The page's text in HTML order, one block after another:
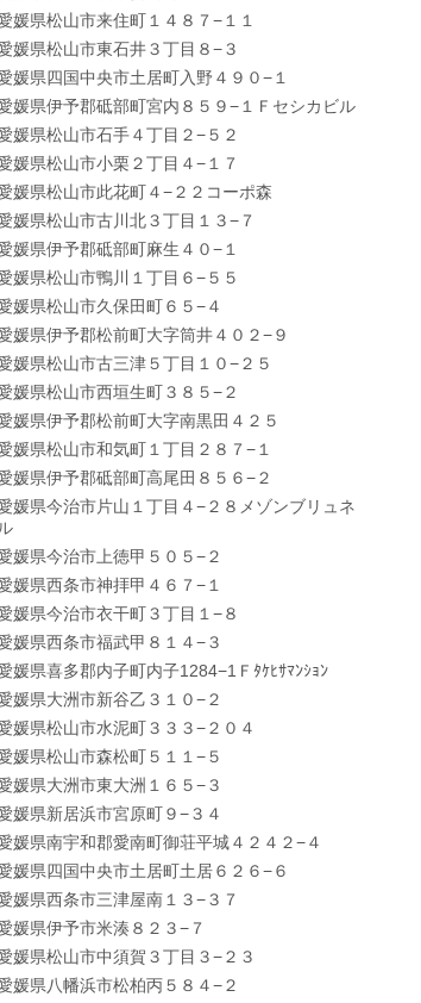
媛県松山市来住町１４８７−１１
媛県松山市東石井３丁目８−３
媛県四国中央市土居町入野４９０−１
媛県伊予郡砥部町宮内８５９−１Ｆセシカビル
媛県松山市石手４丁目２−５２
媛県松山市小栗２丁目４−１７
媛県松山市此花町４−２２コーポ森
媛県松山市古川北３丁目１３−７
媛県伊予郡砥部町麻生４０−１
媛県松山市鴨川１丁目６−５５
媛県松山市久保田町６５−４
媛県伊予郡松前町大字筒井４０２−９
媛県松山市古三津５丁目１０−２５
媛県松山市西垣生町３８５−２
媛県伊予郡松前町大字南黒田４２５
媛県松山市和気町１丁目２８７−１
媛県伊予郡砥部町高尾田８５６−２
媛県今治市片山１丁目４−２８メゾンブリュネ
ル
媛県今治市上徳甲５０５−２
媛県西条市神拝甲４６７−１
媛県今治市衣干町３丁目１−８
媛県西条市福武甲８１４−３
媛県喜多郡内子町内子1284−1Ｆﾀｹﾋｻﾏﾝｼｮﾝ
媛県大洲市新谷乙３１０−２
媛県松山市水泥町３３３−２０４
媛県松山市森松町５１１−５
媛県大洲市東大洲１６５−３
媛県新居浜市宮原町９−３４
媛県南宇和郡愛南町御荘平城４２４２−４
媛県四国中央市土居町土居６２６−６
媛県西条市三津屋南１３−３７
媛県伊予市米湊８２３−７
媛県松山市中須賀３丁目３−２３
媛県八幡浜市松柏丙５８４−２